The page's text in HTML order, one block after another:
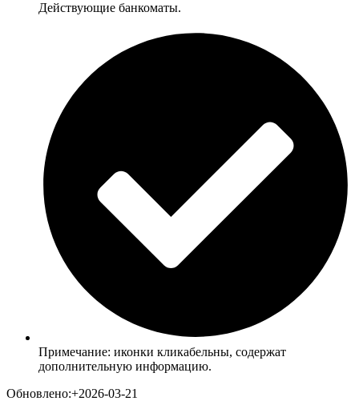
Действующие банкоматы.
Примечание: иконки кликабельны, содержат
дополнительную информацию.
Обновлено:+2026-03-21